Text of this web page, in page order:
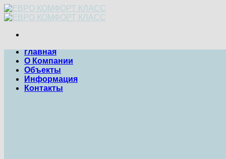
Skip
to
главная
О Компании
Объекты
Информация
Контакты